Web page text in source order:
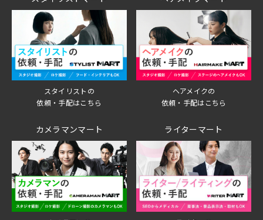
スタイリストの
依頼・手配はこちら
ヘアメイクの
依頼・手配はこちら
カメラマンマート ライターマート